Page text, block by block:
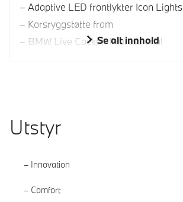
Adaptive LED frontlykter Icon Lights
Korsryggstøtte fram
BMW Live Cockpit Professional
Se alt innhold
Utstyr
Innovation
Comfort